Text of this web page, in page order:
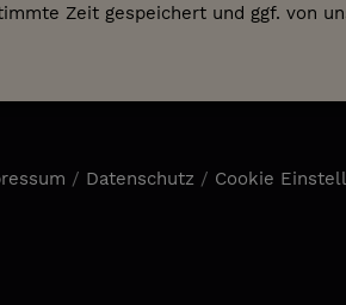
Zeit gespeichert und ggf. von
/ Datenschutz / Cookie